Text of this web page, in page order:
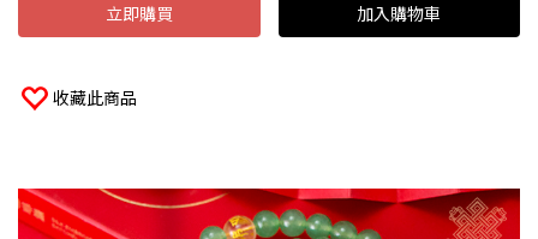
立即購買 加入購物車
收藏此商品